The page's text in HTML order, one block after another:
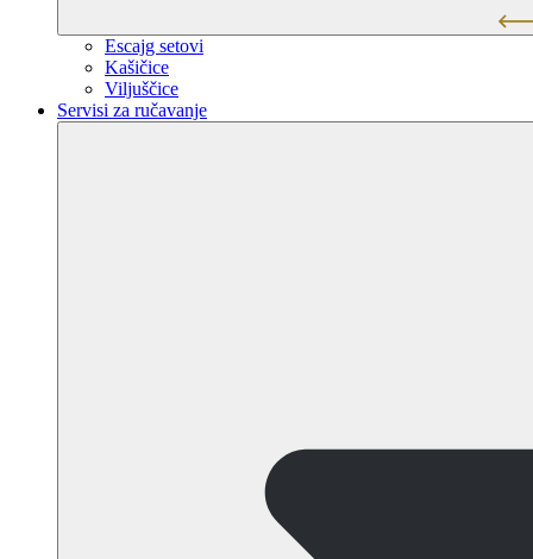
Escajg setovi
Kašičice
Viljuščice
Servisi za ručavanje